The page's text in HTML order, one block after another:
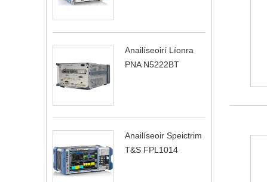
Anailíseoirí Líonra
PNA N5222BT
Anailíseoir Speictrim
T&S FPL1014